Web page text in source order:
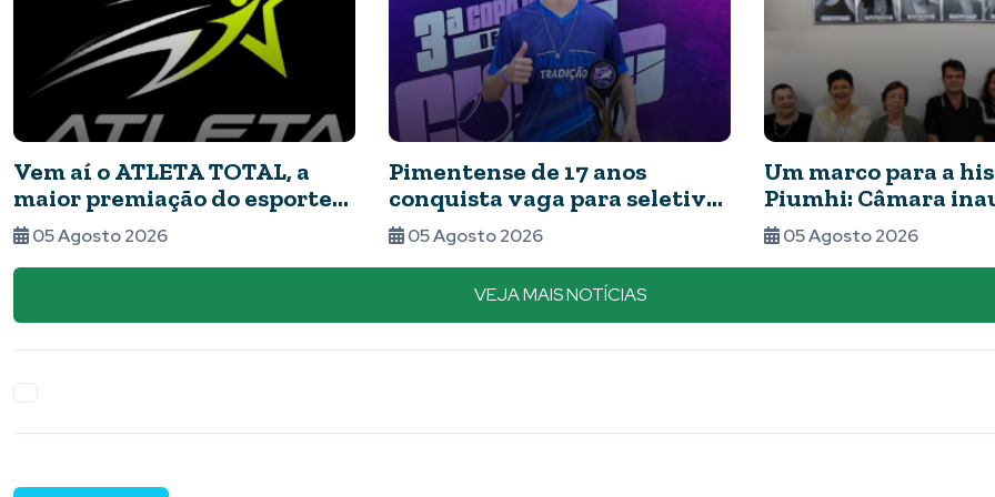
Vem aí o ATLETA TOTAL, a
maior premiação do esporte
de Piumhi e região
05 Agosto 2026
Pimentense de 17 anos
conquista vaga para seletiva
do maior circuito mundial de
capoeira após brilhar em
competição nacional
05 Agosto 2026
Um marco para a
Piumhi: Câmara
Galeria das Ex-
eterniza o legado das
05 Agosto 2026
VEJA MAIS NOTÍCIAS